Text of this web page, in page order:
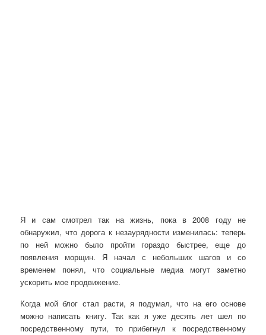
Я и сам смотрел так на жизнь, пока в 2008 году не
обнаружил, что дорога к незаурядности изменилась: теперь
по ней можно было пройти гораздо быстрее, еще до
появления морщин. Я начал с небольших шагов и со
временем понял, что социальные медиа могут заметно
ускорить мое продвижение.
Когда мой блог стал расти, я подумал, что на его основе
можно написать книгу. Так как я уже десять лет шел по
посредственному пути, то прибегнул к посредственному